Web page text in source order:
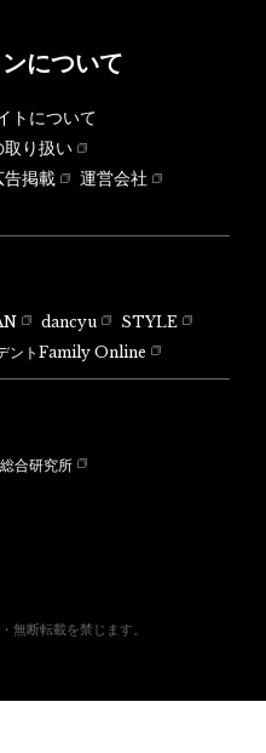
について
トについて
取り扱い
告掲載
運営会社
dancyu
STYLE
ントFamily Online
合研究所
無断転載を禁じます。